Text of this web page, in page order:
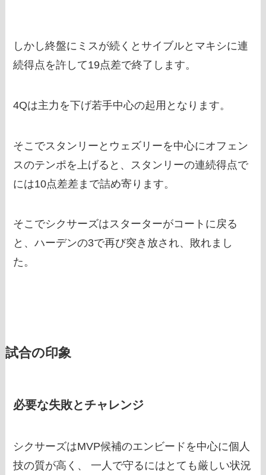
しかし終盤にミスが続くとサイブルとマキシに連
続得点を許して19点差で終了します。
4Qは主力を下げ若手中心の起用となります。
そこでスタンリーとウェズリーを中心にオフェン
スのテンポを上げると、スタンリーの連続得点で
には10点差差まで詰め寄ります。
そこでシクサーズはスターターがコートに戻る
と、ハーデンの3で再び突き放され、敗れまし
た。
試合の印象
必要な失敗とチャレンジ
シクサーズはMVP候補のエンビードを中心に個人
技の質が高く、 一人で守るにはとても厳しい状況